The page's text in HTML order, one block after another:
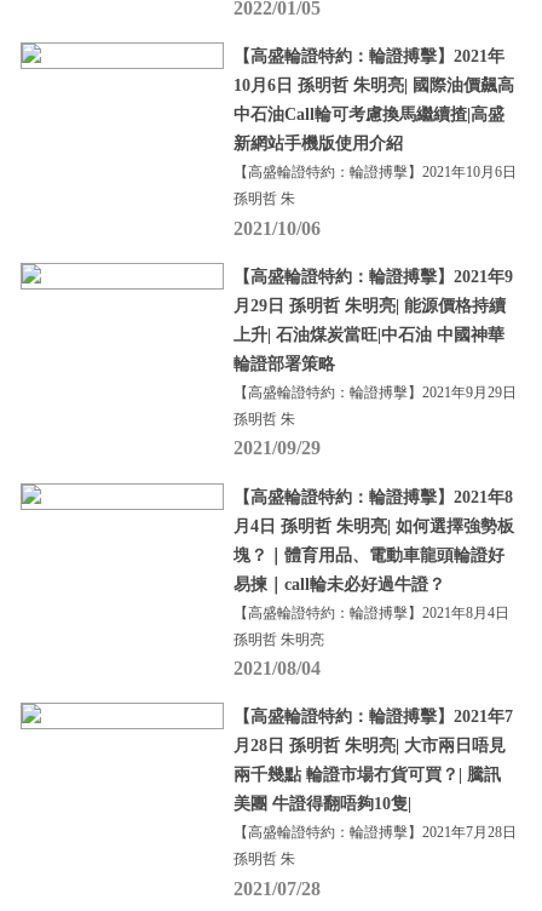
2022/01/05
【高盛輪證特約：輪證搏擊】2021年
10月6日 孫明哲 朱明亮| 國際油價飆高
中石油Call輪可考慮換馬繼續揸|高盛
新網站手機版使用介紹
【高盛輪證特約：輪證搏擊】2021年10月6日
孫明哲 朱
2021/10/06
【高盛輪證特約：輪證搏擊】2021年9
月29日 孫明哲 朱明亮| 能源價格持續
上升| 石油煤炭當旺|中石油 中國神華
輪證部署策略
【高盛輪證特約：輪證搏擊】2021年9月29日
孫明哲 朱
2021/09/29
【高盛輪證特約：輪證搏擊】2021年8
月4日 孫明哲 朱明亮| 如何選擇強勢板
塊？｜體育用品、電動車龍頭輪證好
易揀｜call輪未必好過牛證？
【高盛輪證特約：輪證搏擊】2021年8月4日
孫明哲 朱明亮
2021/08/04
【高盛輪證特約：輪證搏擊】2021年7
月28日 孫明哲 朱明亮| 大市兩日唔見
兩千幾點 輪證市場冇貨可買？| 騰訊
美團 牛證得翻唔夠10隻|
【高盛輪證特約：輪證搏擊】2021年7月28日
孫明哲 朱
2021/07/28